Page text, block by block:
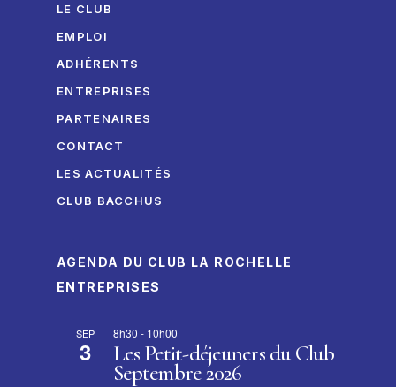
LE CLUB
EMPLOI
ADHÉRENTS
ENTREPRISES
PARTENAIRES
CONTACT
LES ACTUALITÉS
CLUB BACCHUS
AGENDA DU CLUB LA ROCHELLE
ENTREPRISES
SEP
3
8h30 - 10h00
Les Petit-déjeuners du Club
Septembre 2026